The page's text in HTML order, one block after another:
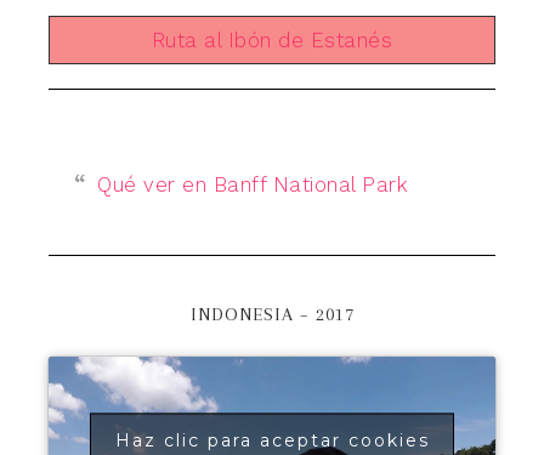
Ruta al Ibón de Estanés
Qué ver en Banff National Park
INDONESIA – 2017
Haz clic para aceptar cookies